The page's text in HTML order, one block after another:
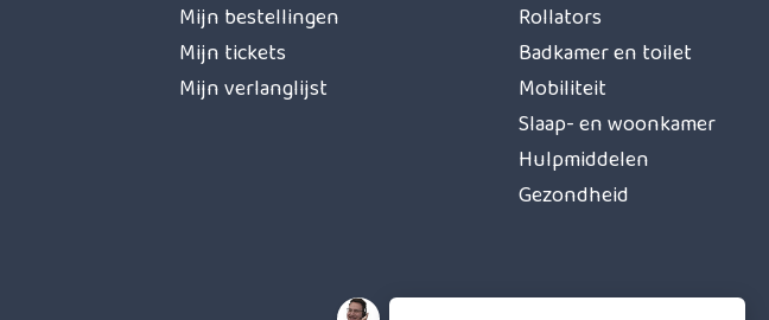
Mijn bestellingen
Mijn tickets
Mijn verlanglijst
Rollators
Badkamer en toilet
Mobiliteit
Slaap- en woonkamer
Hulpmiddelen
Gezondheid